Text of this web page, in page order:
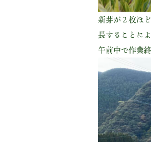
新芽が２枚ほ
長することに
午前中で作業終